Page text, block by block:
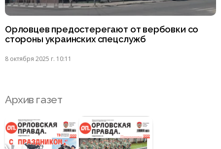
Орловцев предостерегают от вербовки со
стороны украинских спецслужб
8 октября 2025 г. 10:11
Архив газет